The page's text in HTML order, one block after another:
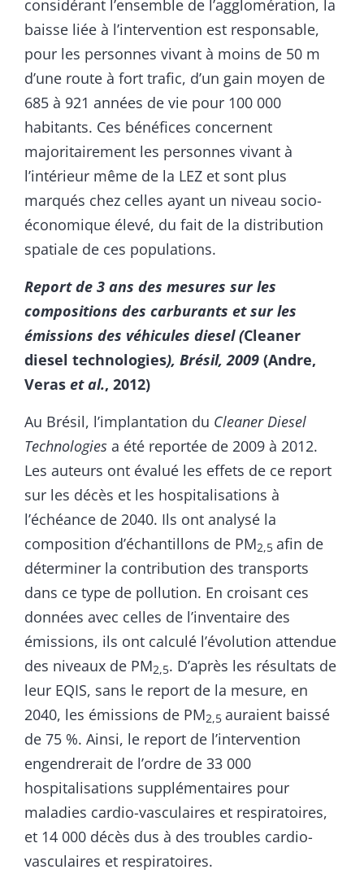
considérant l’ensemble de l’agglomération, la
baisse liée à l’intervention est responsable,
pour les personnes vivant à moins de 50 m
d’une route à fort trafic, d’un gain moyen de
685 à 921 années de vie pour 100 000
habitants. Ces bénéfices concernent
majoritairement les personnes vivant à
l’intérieur même de la LEZ et sont plus
marqués chez celles ayant un niveau socio-
économique élevé, du fait de la distribution
spatiale de ces populations.
Report de 3 ans des mesures sur les
compositions des carburants et sur les
émissions des véhicules diesel (Cleaner
diesel technologies), Brésil, 2009 (Andre,
Veras et al., 2012)
Au Brésil, l’implantation du Cleaner Diesel
Technologies a été reportée de 2009 à 2012.
Les auteurs ont évalué les effets de ce report
sur les décès et les hospitalisations à
l’échéance de 2040. Ils ont analysé la
composition d’échantillons de PM2,5 afin de
déterminer la contribution des transports
dans ce type de pollution. En croisant ces
données avec celles de l’inventaire des
émissions, ils ont calculé l’évolution attendue
des niveaux de PM2,5. D’après les résultats de
leur EQIS, sans le report de la mesure, en
2040, les émissions de PM2,5 auraient baissé
de 75 %. Ainsi, le report de l’intervention
engendrerait de l’ordre de 33 000
hospitalisations supplémentaires pour
maladies cardio-vasculaires et respiratoires,
et 14 000 décès dus à des troubles cardio-
vasculaires et respiratoires.